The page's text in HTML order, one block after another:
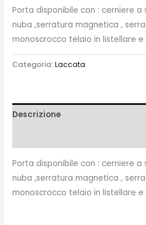
Porta disponibile con : cerniere a
nuba ,serratura magnetica ,
monoscrocco telaio in listellare
Categoria:Laccata
Descrizione
Porta disponibile con : cerniere a
nuba ,serratura magnetica ,
monoscrocco telaio in listellare